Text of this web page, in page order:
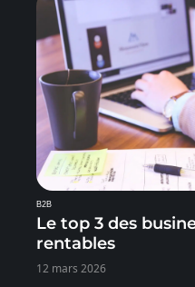
B2B
Le top 3 des
rentables
12 mars 2026